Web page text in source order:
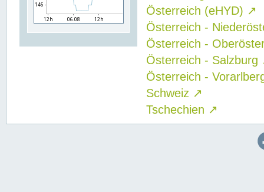
Österreich (eHYD) ↗
Österreich -
Österreich -
Österreich - Salzburg
Österreich -
Schweiz ↗
Tschechien ↗